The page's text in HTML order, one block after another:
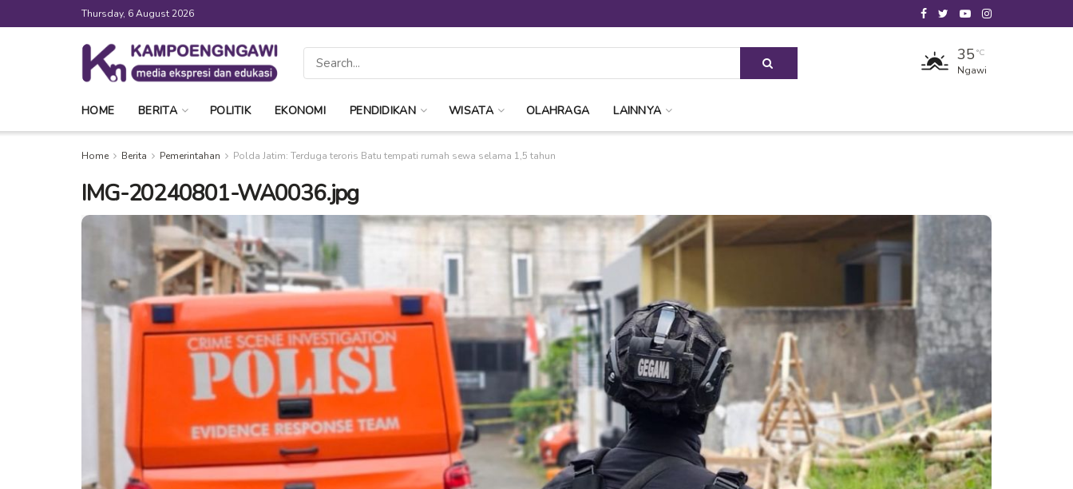
Thursday, 6 August 2026
35 °C
Ngawi
HOME BERITA POLITIK EKONOMI PENDIDIKAN WISATA OLAHRAGA LAINNYA
Home Berita Pemerintahan Polda Jatim: Terduga teroris Batu tempati rumah sewa selama 1,5 tahun
IMG-20240801-WA0036.jpg